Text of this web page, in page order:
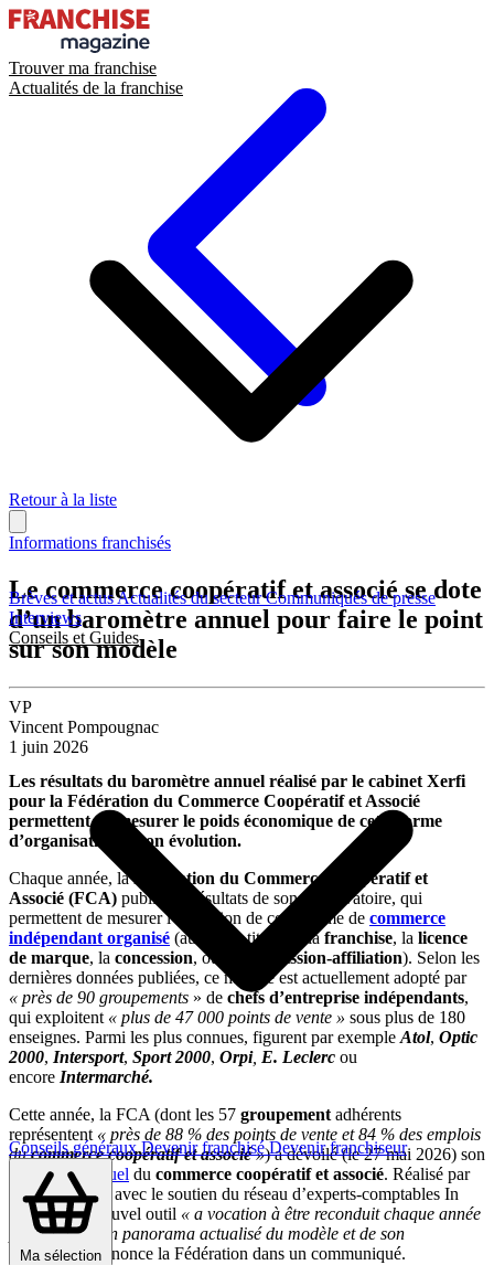
Trouver ma franchise
Actualités de la franchise
Brèves et actusActualités du secteurCommuniqués de presse
Interviews
Conseils et Guides
Conseils générauxDevenir franchiséDevenir franchiseur
Ma sélection
Retour à la liste
Informations franchisés
Le commerce coopératif et associé se dote
d’un baromètre annuel pour faire le point
sur son modèle
VP
Vincent Pompougnac
1 juin 2026
Les résultats du baromètre annuel réalisé par le cabinet Xerfi
pour la Fédération du Commerce Coopératif et Associé
permettent de mesurer le poids économique de cette forme
d’organisation et son évolution.
Chaque année, laFédération du Commerce Coopératif et
Associé (FCA) publie les résultats de son Observatoire, qui
permettent de mesurer l’évolution de cette forme de commerce
indépendant organisé (au même titre que lafranchise, la licence
de marque, la concession, ou la commission-affiliation). Selon les
dernières données publiées, ce modèle est actuellement adopté par
« près de 90 groupements » de chefs d’entreprise indépendants,
qui exploitent « plus de 47 000 points de vente » sous plus de 180
enseignes. Parmi les plus connues, figurent par exemple Atol, Optic
2000, Intersport, Sport 2000, Orpi, E. Leclerc ou
encore Intermarché.
Cette année, la FCA (dont les 57 groupement adhérents
représentent « près de 88 % des points de vente et 84 % des emplois
ducommerce coopératif et associé») a dévoilé (le 27 mai 2026) son
baromètre annuel du commerce coopératif et associé. Réalisé par
l’institut Xerfi, avec le soutien du réseau d’experts-comptables In
Extenso, ce nouvel outil « a vocation à être reconduit chaque année
pour dresser un panorama actualisé du modèle et de son
évolution »,annonce la Fédération dans un communiqué.